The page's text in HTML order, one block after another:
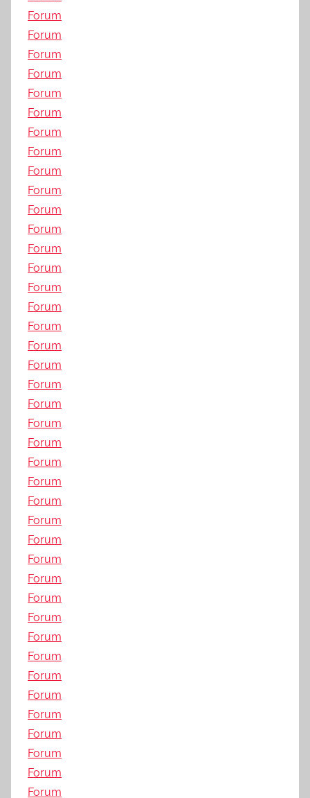
Forum
Forum
Forum
Forum
Forum
Forum
Forum
Forum
Forum
Forum
Forum
Forum
Forum
Forum
Forum
Forum
Forum
Forum
Forum
Forum
Forum
Forum
Forum
Forum
Forum
Forum
Forum
Forum
Forum
Forum
Forum
Forum
Forum
Forum
Forum
Forum
Forum
Forum
Forum
Forum
Forum